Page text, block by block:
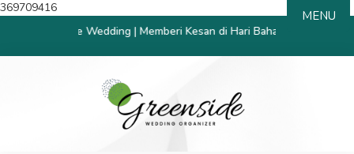
369709416
Greenside Wedding | Memberi Kesan di Hari Bahagia
MENU